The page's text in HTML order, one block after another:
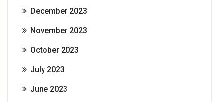
December 2023
November 2023
October 2023
July 2023
June 2023